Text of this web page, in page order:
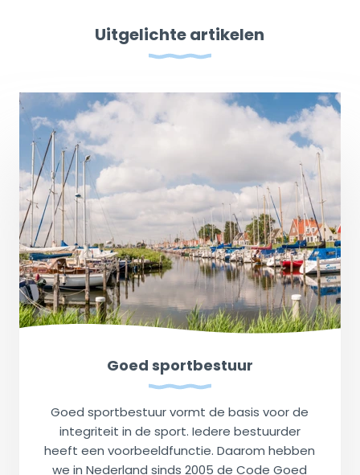
Uitgelichte artikelen
Goed sportbestuur
Goed sportbestuur vormt de basis voor de
integriteit in de sport. Iedere bestuurder
heeft een voorbeeldfunctie. Daarom hebben
we in Nederland sinds 2005 de Code Goed